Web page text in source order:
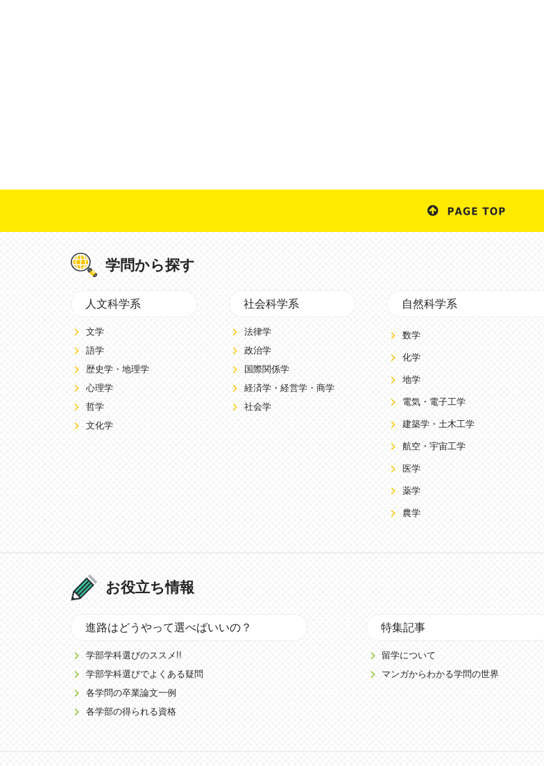
学問から探す
人文科学系
文学
語学
歴史学・地理学
心理学
哲学
文化学
社会科学系
法律学
政治学
国際関係学
経済学・経営学・商学
社会学
自然科学系
数学
化学
地学
電気・電子工学
建築学・土木工学
航空・宇宙工学
医学
薬学
農学
お役立ち情報
進路はどうやって選べばいいの？
学部学科選びのススメ!!
学部学科選びでよくある疑問
各学問の卒業論文一例
各学部の得られる資格
特集記事
留学について
マンガからわかる学問の世界